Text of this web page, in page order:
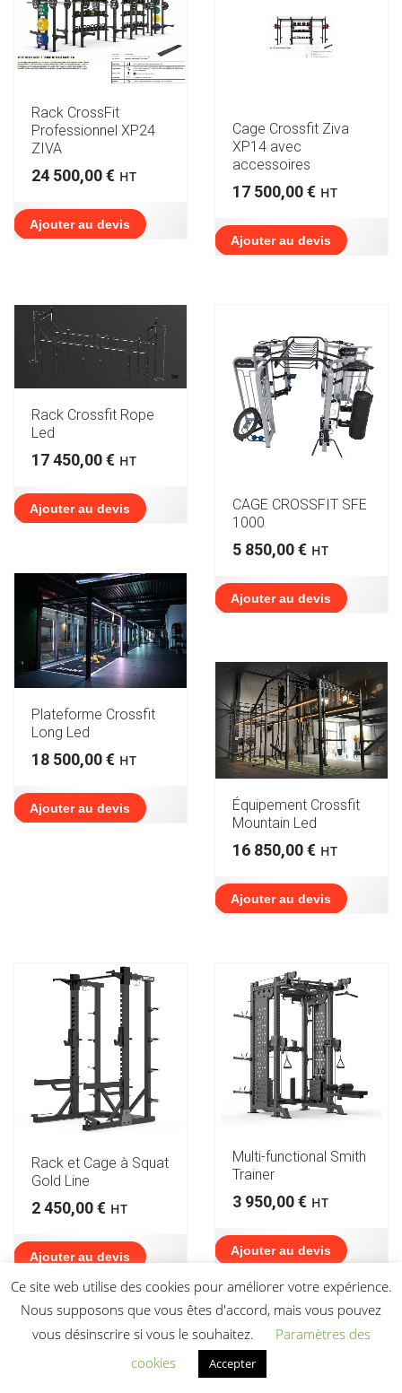
Rack CrossFit
Professionnel XP24
ZIVA
24 500,00€ HT
Ajouter au devis
Cage Crossfit Ziva
XP14 avec
accessoires
17 500,00€ HT
Ajouter au devis
Rack Crossfit Rope
Led
17 450,00€ HT
Ajouter au devis
CAGE CROSSFIT SFE
1000
5 850,00€ HT
Ajouter au devis
Plateforme Crossfit
Long Led
18 500,00€ HT
Ajouter au devis
Équipement Crossfit
Mountain Led
16 850,00€ HT
Ajouter au devis
Rack et Cage à Squat
Gold Line
2 450,00€ HT
Ajouter au devis
Multi-functional Smith
Trainer
3 950,00€ HT
Ajouter au devis
Ce site web utilise des cookies pour améliorer votre expérience.
Nous supposons que vous êtes d'accord, mais vous pouvez
vous désinscrire si vous le souhaitez.
Paramètres des
cookies
Accepter